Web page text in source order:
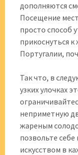
дополняются
Посещение
просто способ
прикоснуться
Португалии,
Так что, в
узких улочках
неприметную
жареным
позвольте
искусством в